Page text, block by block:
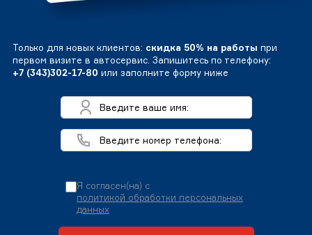
Только для новых клиентов: скидка 50% на работы при
первом визите в автосервис. Запишитесь по телефону:
+7 (343)302-17-80 или заполните форму ниже
Я согласен(на) с
политикой обработки персональных
данных